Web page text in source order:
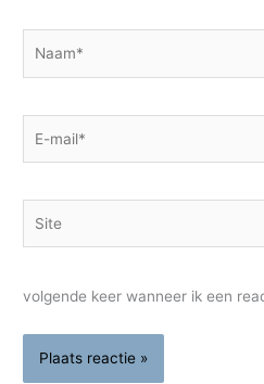
mail*
volgende keer wanneer ik een